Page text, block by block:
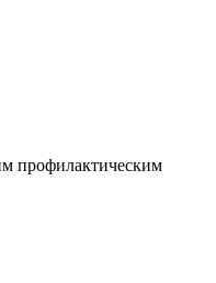
профилактическим